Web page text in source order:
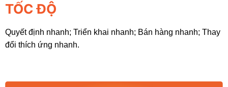
TỐC ĐỘ
Quyết định nhanh; Triển khai nhanh; Bán hàng nhanh; Thay
đổi thích ứng nhanh.